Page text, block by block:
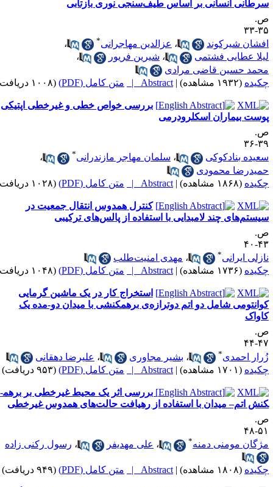
انسانی بر اساس طیف‌سنجی نوری بازتابی
۳۳
شیرکوند
،عزالدین مهاجرانی
،
عطایی فشتمی
،شیرین فریور
،
حسین قاضی مرادی
(۱۹۳۲ مشاهده) |
Abstract | متن کامل (PDF) (۱۰۰۸ دریافت)
بررسی خواص خطی و غیرخطی اپتیکی
بیماران اسکلرودرمی
۳۶
بنادکوکی
،سلمان مهاجر مازندرانی
،
محمودی
(۱۸۶۸ مشاهده) |
Abstract | متن کامل (PDF) (۱۰۲۸ دریافت)
کنترل همدوس انتقال جمعیت در
چند لامبدایی با استفاده از پالس­‌های ترکیبی
۴۰
ایرانی
،مهدی امنیت‌­طلب
(۱۷۳۶ مشاهده) |
Abstract | متن کامل (PDF) (۱۰۴۸ دریافت)
استخراج کار در یک ماشین گرمایی
شامل دو اتم دوترازه‌ی برهمکنشی با میدان دو-مده یک
۴۴
احمدی
،بشیر مجاوری ،علیرضا دهقانی
(۱۷۰۱ مشاهده) |
Abstract | متن کامل (PDF) (۹۵۳ دریافت)
بررسی اثر یک محیط غیرخطی بر برهم­
اتم– میدان با استفاده از رهیافت حالت‌­های همدوس غیرخطی
۴۸
مومنی دمنه* ،علی مهدی­فر ،رسول رکنی زاده
(۱۸۰۸ مشاهده) |
Abstract | متن کامل (PDF) (۹۴۹ دریافت)